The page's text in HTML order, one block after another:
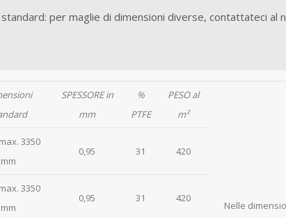
per maglie di dimensioni diverse, contattateci al
SPESSORE in
mm
%
PTFE
PESO al
m²
Nelle
3350
mm
0,95 31 420
3350
mm
0,95 31 420